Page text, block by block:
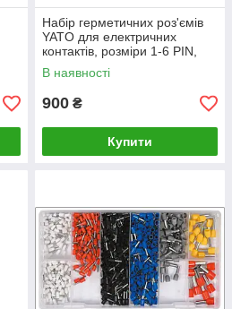
Набір герметичних роз'ємів
YATO для електричних
контактів, розміри 1-6 PIN,
424 шт [6/12]
В наявності
900 ₴
Купити